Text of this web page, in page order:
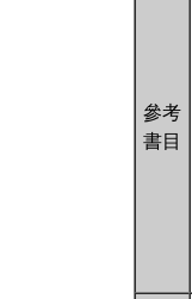
參考
書目